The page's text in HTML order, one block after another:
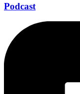
Podcast